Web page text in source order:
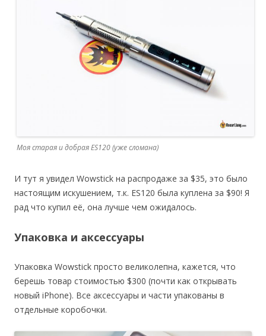
Моя старая и добрая ES120 (уже сломана)
И тут я увидел Wowstick на распродаже за $35, это было
настоящим искушением, т.к. ES120 была куплена за $90! Я
рад что купил её, она лучше чем ожидалось.
Упаковка и аксессуары
Упаковка Wowstick просто великолепна, кажется, что
берешь товар стоимостью $300 (почти как открывать
новый iPhone). Все аксессуары и части упакованы в
отдельные коробочки.